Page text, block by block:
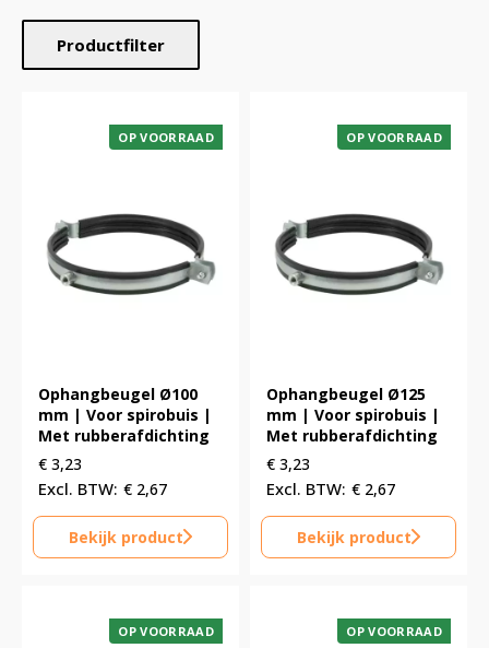
Productfilter
OP VOORRAAD
Ophangbeugel Ø100
mm | Voor spirobuis |
Met rubberafdichting
€ 3,23
€ 2,67
Bekijk product
OP VOORRAAD
Ophangbeugel Ø125
mm | Voor spirobuis |
Met rubberafdichting
€ 3,23
€ 2,67
Bekijk product
OP VOORRAAD OP VOORRAAD